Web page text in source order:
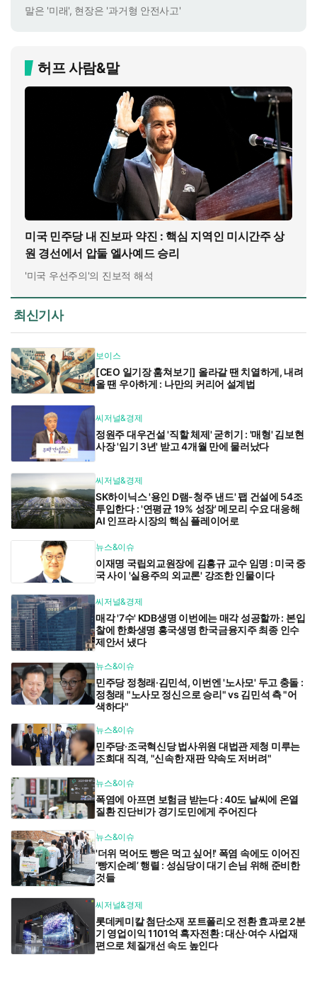
말은 '미래', 현장은 '과거형 안전사고'
허프 사람&말
미국 민주당 내 진보파 약진 : 핵심 지역인 미시간주 상
원 경선에서 압둘 엘사예드 승리
'미국 우선주의'의 진보적 해석
최신기사
보이스
[CEO 일기장 훔쳐보기] 올라갈 땐 치열하게, 내려
올 땐 우아하게 : 나만의 커리어 설계법
씨저널&경제
정원주 대우건설 '직할 체제' 굳히기 : '매형' 김보현
사장 '임기 3년' 받고 4개월 만에 물러났다
씨저널&경제
SK하이닉스 '용인 D램-청주 낸드' 팹 건설에 54조
투입한다 : '연평균 19% 성장' 메모리 수요 대응해
AI 인프라 시장의 핵심 플레이어로
뉴스&이슈
이재명 국립외교원장에 김흥규 교수 임명 : 미국 중
국 사이 '실용주의 외교론' 강조한 인물이다
씨저널&경제
매각 '7수' KDB생명 이번에는 매각 성공할까 : 본입
찰에 한화생명 흥국생명 한국금융지주 최종 인수
제안서 냈다
뉴스&이슈
민주당 정청래·김민석, 이번엔 '노사모' 두고 충돌 :
정청래 "노사모 정신으로 승리" vs 김민석 측 "어
색하다"
뉴스&이슈
민주당·조국혁신당 법사위원 대법관 제청 미루는
조희대 직격, "신속한 재판 약속도 저버려"
뉴스&이슈
폭염에 아프면 보험금 받는다 : 40도 날씨에 온열
질환 진단비가 경기도민에게 주어진다
뉴스&이슈
'더위 먹어도 빵은 먹고 싶어!' 폭염 속에도 이어진
‘빵지순례’ 행렬 : 성심당이 대기 손님 위해 준비한
것들
씨저널&경제
롯데케미칼 첨단소재 포트폴리오 전환 효과로 2분
기 영업이익 1101억 흑자전환 : 대산·여수 사업재
편으로 체질개선 속도 높인다